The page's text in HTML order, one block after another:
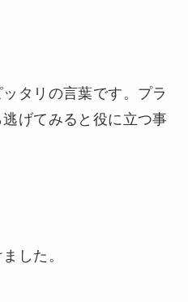
タリの言葉です。プラ
げてみると役に立つ事
した。